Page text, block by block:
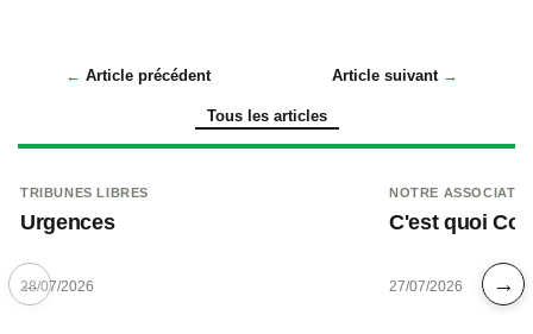
Article précédent
Tous les articles
Article suivant
←
TRIBUNES LIBRES
Urgences
28/07/2026
NOTRE
C'est quoi
27/07/2026 →